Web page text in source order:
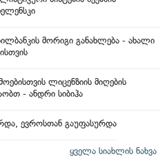
მორიგი განახლება - ახალი
ლიცენზიის მიღების
- ანდრი სიბიჰა
ევროსთან გაუფასურდა
ყველა სიახლის ნახვა